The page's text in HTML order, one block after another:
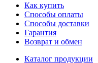
Как купить
Способы оплаты
Способы доставки
Гарантия
Возврат и обмен
Каталог продукции